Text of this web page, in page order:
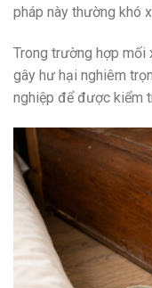
pháp này thường khó
Trong trường hợp mối
gây hư hại nghiêm
nghiệp để được kiểm